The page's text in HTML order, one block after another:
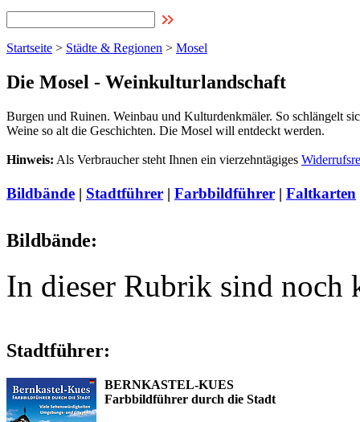
Startseite > Städte & Regionen > Mosel
Die Mosel - Weinkulturlandschaft
Burgen und Ruinen. Weinbau und Kulturdenkmäler. So schlängelt
Weine so alt die Geschichten. Die Mosel will entdeckt werden.
Hinweis: Als Verbraucher steht Ihnen ein vierzehntägiges
Bildbände | Stadtführer | Farbbildführer | Faltkarten
Bildbände:
In dieser Rubrik sind noch
Stadtführer:
BERNKASTEL-KUES
Farbbildführer durch die Stadt